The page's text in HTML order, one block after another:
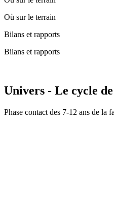
Où sur le terrain
Bilans et rapports
Bilans et rapports
Univers - Le cycle
Phase contact des 7-12 ans de la